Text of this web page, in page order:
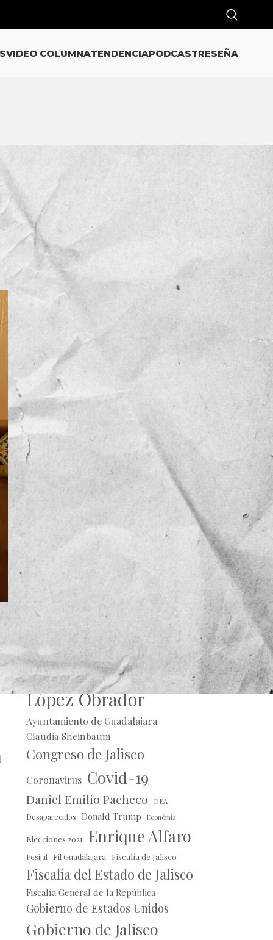
VIDEO COLUMNATENDENCIAPODCASTRESEÑA
CATEGORÍAS
NOTICIAS
OPINIÓN
TENDENCIA
VIDEO COLUMNA
VIDEO NOTA
Alberto Uribe
Andrés Manuel
López Obrador
Ayuntamiento de Guadalajara
Claudia Sheinbaum
Congreso de Jalisco
Coronavirus Covid-19
Daniel Emilio Pacheco DEA
Desaparecidos Donald Trump Económia
Elecciones 2021 Enrique Alfaro
Fesijal Fil Guadalajara Fiscalía de Jalisco
Fiscalía del Estado de Jalisco
Fiscalía General de la República
Gobierno de Estados Unidos
Gobierno de Jalisco